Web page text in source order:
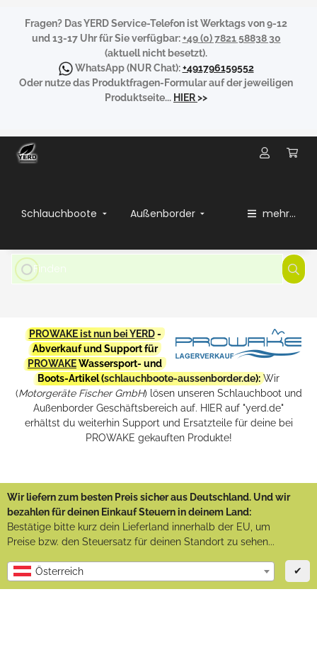
Fragen? Das YERD Service-Telefon ist Werktags von 9-12
und 13-17 Uhr für Sie verfügbar:+49 (0) 7821 58838 30
(aktuell nicht besetzt).
WhatsApp(NUR Chat):+491796159552
Oder nutze das Produktfragen-Formular auf der jeweiligen
Produktseite... HIER>>
Schlauchboote Außenborder mehr...
PROWAKE ist nun bei YERD-
Abverkauf und Support für
PROWAKEWassersport- und
Boots-Artikel (schlauchboote-aussenborder.de): Wir
(Motorgeräte Fischer GmbH) lösen unseren Schlauchboot und
Außenborder Geschäftsbereich auf. HIER auf "yerd.de"
erhältst du weiterhin Support und Ersatzteile für deine bei
PROWAKE gekauften Produkte!
Wir liefern zum besten Preis sicher aus Deutschland. Und wir
bezahlen für deinen Einkauf Steuern in deinem Land:
Bestätige bitte kurz dein Lieferland innerhalb der EU, um
Preise bzw. den Steuersatz für deinen Standort zu sehen...
Österreich ✔